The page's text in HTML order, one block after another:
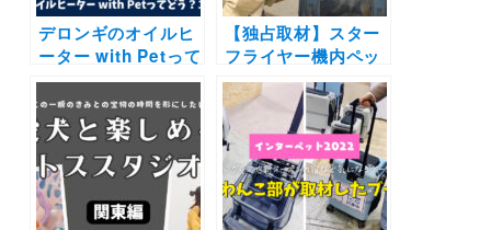
デロンギのオイルヒ
ーター with Petって
どう？1ヶ月レビュ
ー | 愛犬との暮らし
が安心＆快適に冬の
乾燥も怖くない！
【独占取材】スター
フライヤー機内ペッ
ト同伴検証フライト
二回目に密着！手続
きの流れは？「まず
はうちから始めて航
空業界が変われば」
担当者インタビュー
も